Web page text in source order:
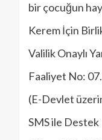
bir çocuğun
Kerem İçin
Valilik Onaylı
Faaliyet No:
(E-Devlet
SMS ile Destek